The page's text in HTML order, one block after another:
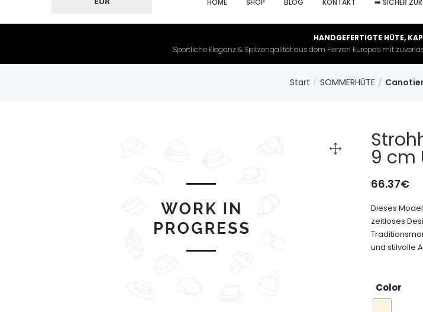
HOME SHOP BLOG KONTAKT ➡️ SICHER ZUR
HANDGEFERTIGTE HÜTE,
Sportliche Eleganz & Spitzenqalität aus dem Herzen Europas mit
Start SOMMERHÜTE
9 cm
66.37€
Dieses
zeitloses
und stilvolle
Color